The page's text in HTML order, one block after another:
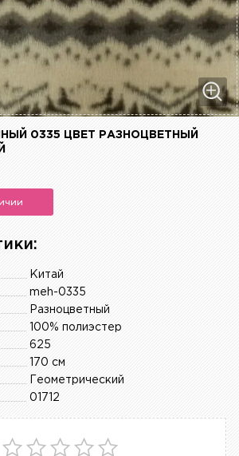
0335 ЦВЕТ РАЗНОЦВЕТНЫЙ
Китай
meh-0335
Разноцветный
100% полиэстер
625
170 см
Геометрический
01712